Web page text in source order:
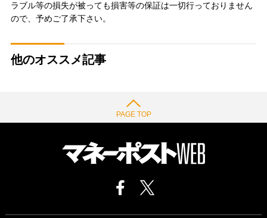
ラブル等の損失が被っても損害等の保証は一切行っておりません
ので、予めご了承下さい。
他のオススメ記事
PAGE TOP